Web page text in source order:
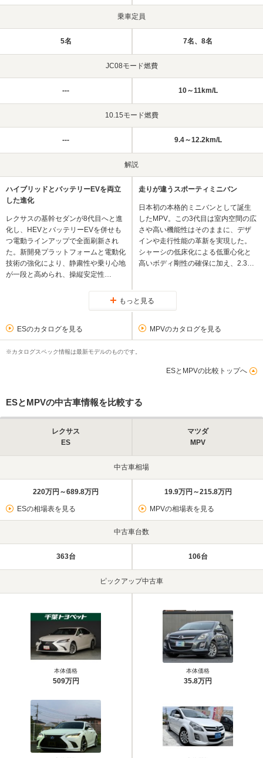
乗車定員
5名 7名、8名
JC08モード燃費
--- 10～11km/L
10.15モード燃費
--- 9.4～12.2km/L
解説
ハイブリッドとバッテリーEVを両立
した進化
レクサスの基幹セダンが8代目へと進
化し、HEVとバッテリーEVを併せも
つ電動ラインアップで全面刷新され
た。新開発プラットフォームと電動化
技術の強化により、静粛性や乗り心地
が一段と高められ、操縦安定性…
走りが違うスポーティミニバン
日本初の本格的ミニバンとして誕生
したMPV。この3代目は室内空間の広
さや高い機能性はそのままに、デザ
インや走行性能の革新を実現した。
シャーシの低床化による低重心化と
高いボディ剛性の確保に加え、2.3…
もっと見る
ESのカタログを見る MPVのカタログを見る
※カタログスペック情報は最新モデルのものです。
ESとMPVの比較トップへ
ESとMPVの中古車情報を比較する
レクサス
ES
マツダ
MPV
中古車相場
220万円～689.8万円
ESの相場表を見る
19.9万円～215.8万円
MPVの相場表を見る
中古車台数
363台 106台
ピックアップ中古車
本体価格
509万円
本体価格
35.8万円